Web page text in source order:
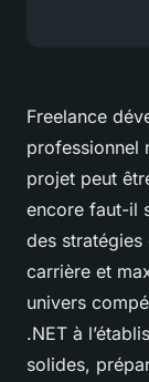
Freelance
professionnel
projet peut
encore faut-il
des
carrière et
univers
.NET à
solides,